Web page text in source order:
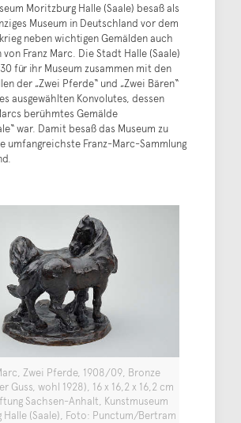
Moritzburg Halle (Saale) besaß als
Museum in Deutschland vor dem
neben wichtigen Gemälden auch
Franz Marc. Die Stadt Halle (Saale)
für ihr Museum zusammen mit den
der „Zwei Pferde“ und „Zwei Bären“
ausgewählten Konvolutes, dessen
berühmtes Gemälde
war. Damit besaß das Museum zu
umfangreichste Franz-Marc-Sammlung
Zwei Pferde, 1908/09, Bronze
Guss, wohl 1928), 16 x 16,2 x 16,2 cm
Sachsen-Anhalt, Kunstmuseum
Halle (Saale), Foto: Punctum/Bertram